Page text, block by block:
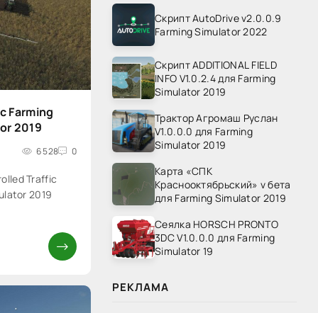
Farming
2019
6 528 0
Traffic
2019
Скрипт AutoDrive v2.0.0.9
Farming Simulator 2022
Скрипт ADDITIONAL FIELD
INFO V1.0.2.4 для Farming
Simulator 2019
Трактор Агромаш Руслан
V1.0.0.0 для Farming
Simulator 2019
Карта «СПК
Краснооктябрьский» v бета
для Farming Simulator 2019
Сеялка HORSCH PRONTO
3DC V1.0.0.0 для Farming
Simulator 19
РЕКЛАМА